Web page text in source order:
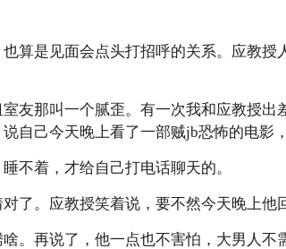
算是见面会点头打招呼的关系。应教授
友那叫一个腻歪。有一次我和应教授出
自己今天晚上看了一部贼jb恐怖的电影
不着，才给自己打电话聊天的。
了。应教授笑着说，要不然今天晚上他
。再说了，他一点也不害怕，大男人不